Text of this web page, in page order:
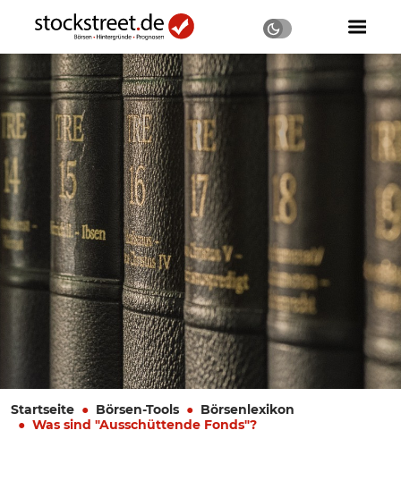
Startseite Börsen-Tools
Börsenlexikon
Was sind "Ausschüttende Fonds"?